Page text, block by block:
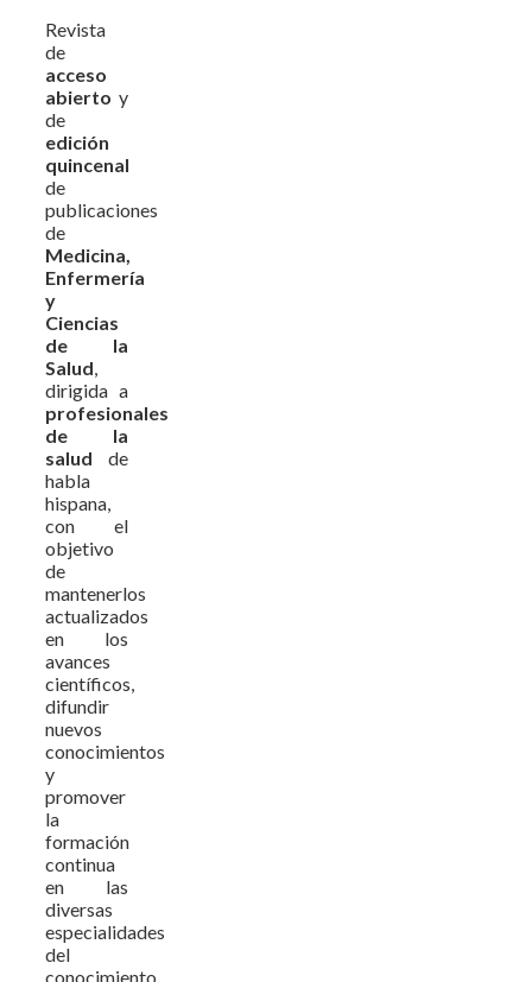
Revista
de
acceso
abierto y
de
edición
quincenal
de
publicaciones
de
Medicina,
Enfermería
y
Ciencias
de la
Salud,
dirigida a
profesionales
de la
salud de
habla
hispana,
con el
objetivo
de
mantenerlos
actualizados
en los
avances
científicos,
difundir
nuevos
conocimientos
y
promover
la
formación
continua
en las
diversas
especialidades
del
conocimiento